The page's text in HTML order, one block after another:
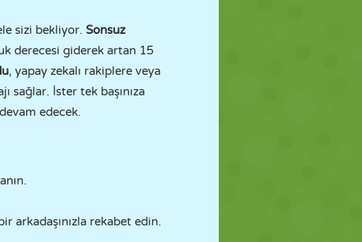
sizi bekliyor. Sonsuz
derecesi giderek artan 15
, yapay zekalı rakiplere veya
sağlar. İster tek başınıza
edecek.
arkadaşınızla rekabet edin.